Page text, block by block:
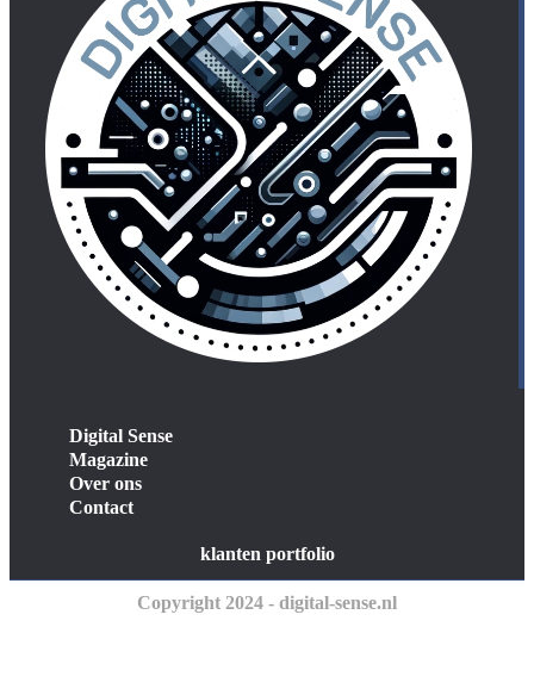
Digital Sense
Magazine
Over ons
Contact
klanten portfolio
Copyright 2024 - digital-sense.nl